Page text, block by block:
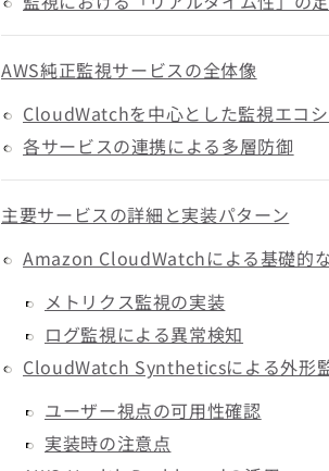
AWS純正監視サービスの全体像
CloudWatchを中心とした監視エコ
各サービスの連携による多層防御
主要サービスの詳細と実装パターン
Amazon CloudWatchによる基礎的
メトリクス監視の実装
ログ監視による異常検知
CloudWatch Syntheticsによる外形
ユーザー視点の可用性確認
実装時の注意点